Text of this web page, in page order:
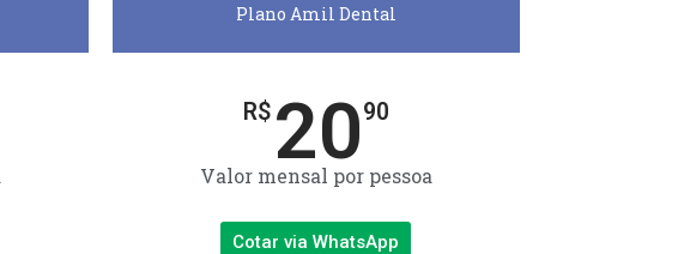
Plano Amil Dental
R$ 2090
Valor mensal por pessoa
Cotar via WhatsApp